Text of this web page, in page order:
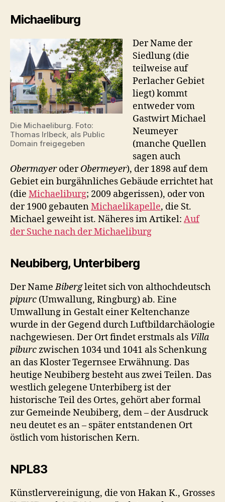
Michaeliburg
Die Michaeliburg. Foto:
Thomas Irlbeck, als Public
Domain freigegeben
Der Name der
Siedlung (die
teilweise auf
Perlacher Gebiet
liegt) kommt
entweder vom
Gastwirt Michael
Neumeyer
(manche Quellen
sagen auch
ObermayeroderObermeyer), der 1898 auf dem
Gebiet ein burgähnliches Gebäude errichtet hat
(die Michaeliburg; 2009 abgerissen), oder von
der 1900 gebautenMichaelikapelle, die St.
Michael geweiht ist. Näheres im Artikel: Auf
der Suche nach der Michaeliburg
Neubiberg, Unterbiberg
Der NameBibergleitet sich von althochdeutsch
pipurc (Umwallung, Ringburg) ab. Eine
Umwallung in Gestalt einer Keltenchanze
wurde in der Gegend durch Luftbildarchäologie
nachgewiesen. Der Ort findet erstmals als Villa
piburczwischen 1034 und 1041 als Schenkung
an das Kloster Tegernsee Erwähnung. Das
heutige Neubiberg besteht aus zwei Teilen. Das
westlich gelegene Unterbiberg ist der
historische Teil des Ortes, gehört aber formal
zur Gemeinde Neubiberg, dem – der Ausdruck
neu deutet es an – später entstandenen Ort
östlich vom historischen Kern.
NPL83
Künstlervereinigung, die von Hakan K., Grosses